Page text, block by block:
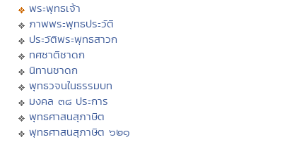
พระพุทธเจ้า
ภาพพระพุทธประวัติ
ประวัติพระพุทธสาวก
ทศชาติชาดก
นิทานชาดก
พุทธวจนในธรรมบท
มงคล ๓๘ ประการ
พุทธศาสนสุภาษิต
พุทธศาสนสุภาษิต ๖๒๑